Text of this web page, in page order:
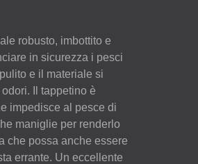
robusto, imbottito e
in sicurezza i pesci
e il materiale si
Il tappetino è
impedisce al pesce di
maniglie per renderlo
che possa anche essere
errante. Un eccellente